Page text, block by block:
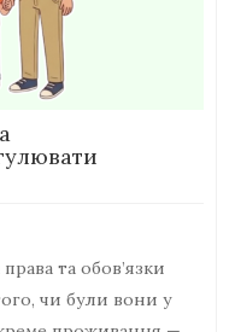
та обов’язки
чи були вони у